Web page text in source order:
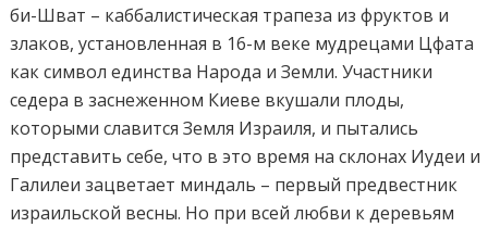
би-Шват – каббалистическая трапеза из фруктов и
злаков, установленная в 16-м веке мудрецами Цфата
как символ единства Народа и Земли. Участники
седера в заснеженном Киеве вкушали плоды,
которыми славится Земля Израиля, и пытались
представить себе, что в это время на склонах Иудеи и
Галилеи зацветает миндаль – первый предвестник
израильской весны. Но при всей любви к деревьям